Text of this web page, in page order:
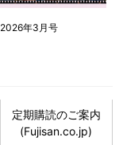
2026年3月号
定期購読のご案内
(Fujisan.co.jp)